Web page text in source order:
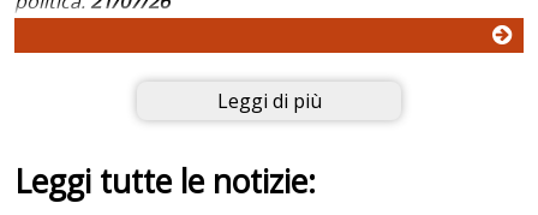
Leggi di più
Leggi tutte le notizie: